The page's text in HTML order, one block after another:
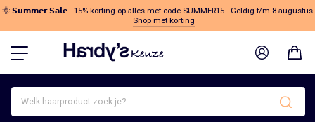
🌞 𝗦𝘂𝗺𝗺𝗲𝗿 𝗦𝗮𝗹𝗲 · 15% korting op alles met code SUMMER15 · Geldig t/m 8 augustus
Shop met korting
haarproduct